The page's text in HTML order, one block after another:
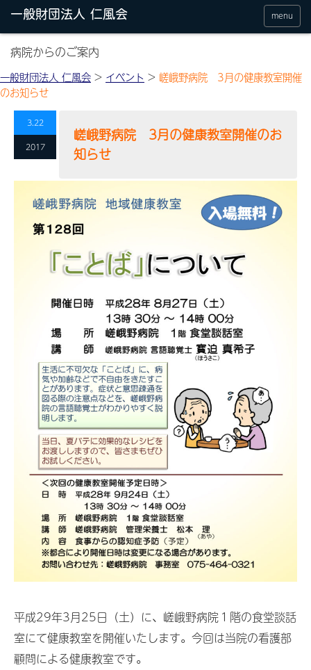
menu
病院からのご案内
一般財団法人 仁風会 > イベント > 嵯峨野病院 3月の健康教室開催
のお知らせ
3.22
2017
嵯峨野病院 3月の健康教室開催のお
知らせ
平成29年3月25日（土）に、嵯峨野病院１階の食堂談話
室にて健康教室を開催いたします。今回は当院の看護部
顧問による健康教室です。